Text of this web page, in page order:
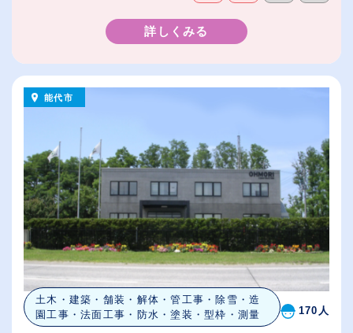
詳しくみる
能代市
土木・建築・舗装・解体・管工事・除雪・造
園工事・法面工事・防水・塗装・型枠・測量
170人